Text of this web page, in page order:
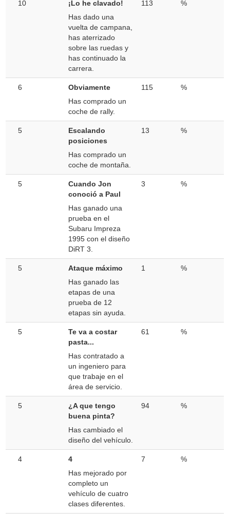
10
¡Lo he clavado!
Has dado una
vuelta de campana,
has aterrizado
sobre las ruedas y
has continuado la
carrera.
113 %
6
Obviamente
Has comprado un
coche de rally.
115 %
5
Escalando
posiciones
Has comprado un
coche de montaña.
13 %
5
Cuando Jon
conoció a Paul
Has ganado una
prueba en el
Subaru Impreza
1995 con el diseño
DiRT 3.
3 %
5
Ataque máximo
Has ganado las
etapas de una
prueba de 12
etapas sin ayuda.
1 %
5
Te va a costar
pasta...
Has contratado a
un ingeniero para
que trabaje en el
área de servicio.
61 %
5
¿A que tengo
buena pinta?
Has cambiado el
diseño del vehículo.
94 %
4
4
Has mejorado por
completo un
vehículo de cuatro
clases diferentes.
7 %